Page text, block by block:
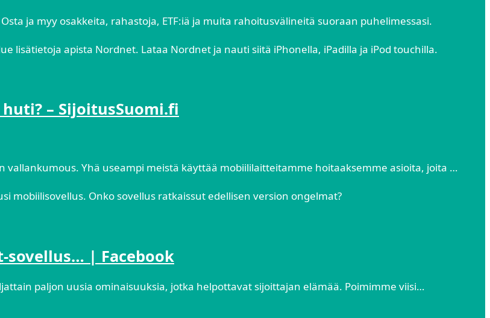
ja myy osakkeita, rahastoja, ETF:iä ja muita rahoitusvälineitä suoraan puhelimessasi.
lisätietoja apista Nordnet. Lataa Nordnet ja nauti siitä iPhonella, iPadilla ja iPod touchilla.
– SijoitusSuomi.fi
vallankumous. Yhä useampi meistä käyttää mobiililaitteitamme hoitaaksemme asioita, joita …
Onko sovellus ratkaissut edellisen version ongelmat?
| Facebook
paljon uusia ominaisuuksia, jotka helpottavat sijoittajan elämää. Poimimme viisi…